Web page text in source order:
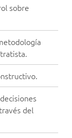
sobre
del